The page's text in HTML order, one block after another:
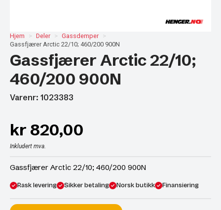
Hjem Deler
Gassdemper
Gassfjærer Arctic 22/10; 460/200 900N
Gassfjærer Arctic 22/10;
460/200 900N
Varenr: 1023383
kr 820,00
Inkludert mva.
Gassfjærer Arctic 22/10; 460/200 900N
Rask levering Sikker betaling Norsk butikk Finansiering